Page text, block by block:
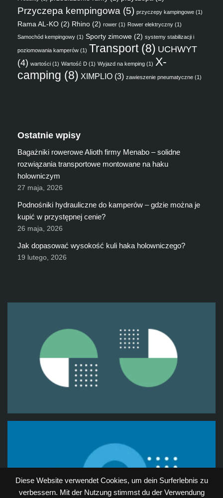
Diese Website verwendet Cookies, um dein Surferlebnis zu
verbessern. Mit der Nutzung stimmst du der Verwendung
Przyczepa kempingowa (5) przyczepy kampingowe (1)
Rama AL-KO (2) Rhino (2) rower (1) Rower elektryczny (1)
Samochód kempingowy (1) Sporty zimowe (2) systemy stabilizacji i
poziomowania kamperów (1) Transport(8) UCHWYT
(4) wartości (1) Wartość D (1) Wyjazd na kemping (1) X-
camping (8) XIMPLIO (3) zawieszenie pneumatyczne (1)
Ostatnie wpisy
Bagażniki rowerowe Alioth firmy Menabo – solidne
rozwiązania transportowe montowane na haku
holowniczym
27 maja, 2026
Podnośniki hydrauliczne do kamperów – gdzie można je
kupić w przystępnej cenie?
26 maja, 2026
Jak dopasować wysokość kuli haka holowniczego?
19 lutego, 2026